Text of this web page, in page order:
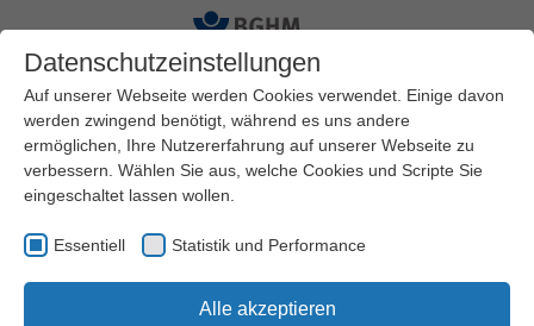
Startseite
Arbeitssicherheit und Gesundheitsschutz
Themen
Oberflächenbehandlung
Lackieren, Beschichten, Trocknen
Lackieren, Beschichten,
Datenschutzeinstellungen
Auf unserer Webseite werden Cookies verwendet. Einige davon
werden zwingend benötigt, während es uns andere
ermöglichen, Ihre Nutzererfahrung auf unserer Webseite zu
verbessern. Wählen Sie aus, welche Cookies und Scripte Sie
eingeschaltet lassen wollen.
Essentiell Statistik und Performance
Alle akzeptieren